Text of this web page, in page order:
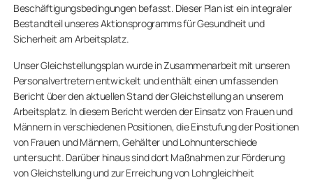
Beschäftigungsbedingungen befasst. Dieser Plan ist ein integraler
Bestandteil unseres Aktionsprogramms für Gesundheit und
Sicherheit am Arbeitsplatz.
Unser Gleichstellungsplan wurde in Zusammenarbeit mit unseren
Personalvertretern entwickelt und enthält einen umfassenden
Bericht über den aktuellen Stand der Gleichstellung an unserem
Arbeitsplatz. In diesem Bericht werden der Einsatz von Frauen und
Männern in verschiedenen Positionen, die Einstufung der Positionen
von Frauen und Männern, Gehälter und Lohnunterschiede
untersucht. Darüber hinaus sind dort Maßnahmen zur Förderung
von Gleichstellung und zur Erreichung von Lohngleichheit